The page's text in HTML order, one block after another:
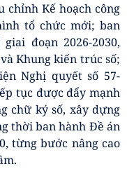
chỉnh Kế hoạch công
tổ chức mới; ban
đoạn 2026-2030,
Khung kiến trúc số;
Nghị quyết số 57-
tục được đẩy mạnh
chữ ký số, xây dựng
thời ban hành Đề án
từng bước nâng cao